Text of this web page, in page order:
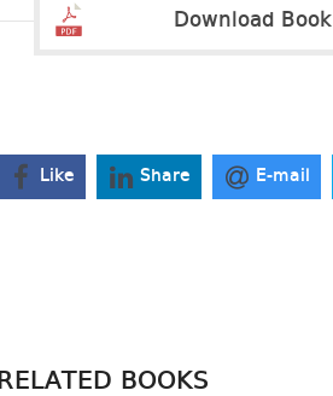
Download Book
Like Share E-mail
RELATED BOOKS